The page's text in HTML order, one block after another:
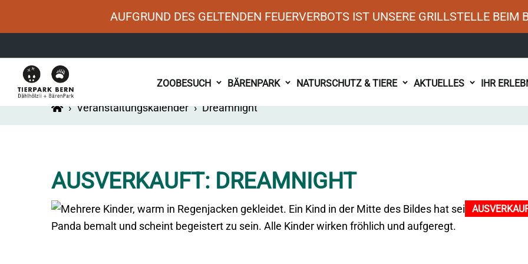
AUFGRUND DES GELTENDEN FEUERVERBOTS IST UNSERE GRILLSTELLE BEIM
navigation
ZOOBESUCH BÄRENPARK NATURSCHUTZ & TIERE AKTUELLES IHR
› Veranstaltungskalender › Dreamnight
AUSVERKAUFT: DREAMNIGHT